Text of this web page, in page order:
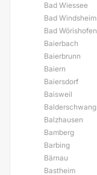
Bad Wiessee
Bad Windsheim
Bad Wörishofen
Baierbach
Baierbrunn
Baiern
Baiersdorf
Baisweil
Balderschwang
Balzhausen
Bamberg
Barbing
Bärnau
Bastheim